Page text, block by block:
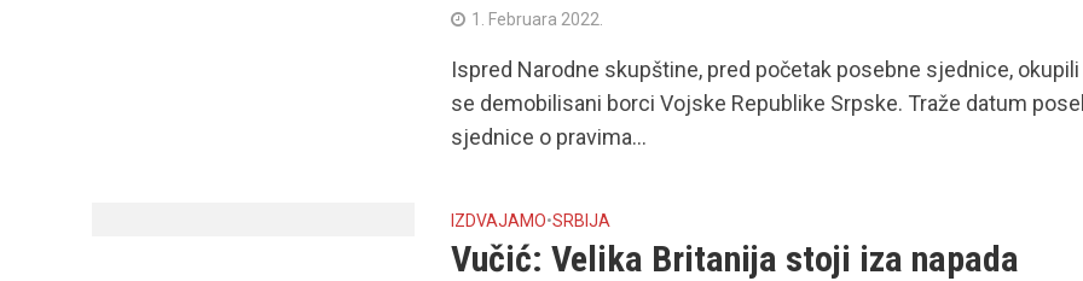
1. Februara 2022.
Ispred Narodne skupštine, pred početak posebne sjednice,
se demobilisani borci Vojske Republike Srpske. Traže datum
sjednice o pravima...
IZDVAJAMO•SRBIJA
Vučić: Velika Britanija stoji iza napada